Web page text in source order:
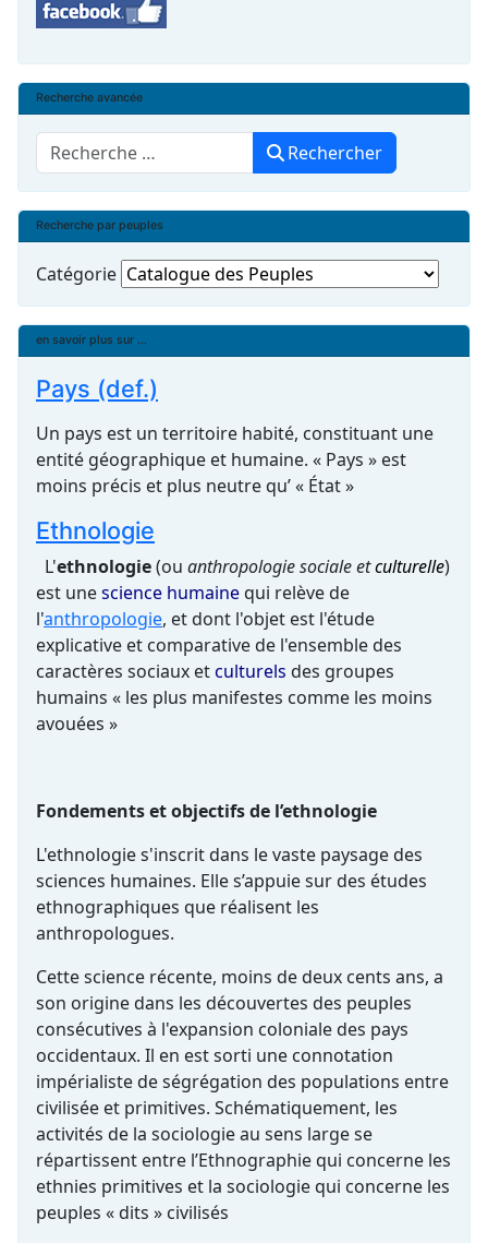
Recherche avancée
Rechercher Rechercher
Recherche par peuples
Catégorie
en savoir plus sur ...
Pays (def.)
Un pays est un territoire habité, constituant une
entité géographique et humaine. « Pays » est
moins précis et plus neutre qu’ « État »
Ethnologie
L'ethnologie(ou anthropologie sociale etculturelle)
est unescience humainequi relève de
l'anthropologie, et dont l'objet est l'étude
explicative et comparative de l'ensemble des
caractères sociaux etculturels des groupes
humains « les plus manifestes comme les moins
avouées »
Fondements et objectifs de l’ethnologie
L'ethnologie s'inscrit dans le vaste paysage des
sciences humaines. Elle s’appuie sur des études
ethnographiques que réalisent les
anthropologues.
Cette science récente, moins de deux cents ans, a
son origine dans les découvertes des peuples
consécutives à l'expansion coloniale des pays
occidentaux. Il en est sorti une connotation
impérialiste de ségrégation des populations entre
civilisée et primitives. Schématiquement, les
activités de la sociologie au sens large se
répartissent entre l’Ethnographie qui concerne les
ethnies primitives et la sociologie qui concerne les
peuples « dits » civilisés